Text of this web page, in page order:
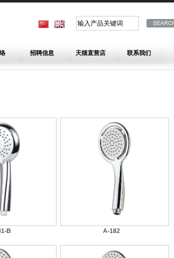
招聘信息 天猫直营店 联系我们
B A-182